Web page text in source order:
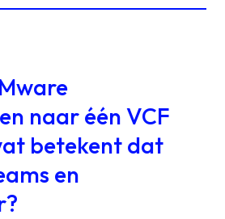
naar één VCF
betekent dat
en